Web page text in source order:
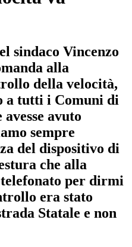
sindaco Vincenzo
alla
della velocità,
a tutti i Comuni di
avuto
sempre
del dispositivo di
che alla
per dirmi
era stato
Statale e non